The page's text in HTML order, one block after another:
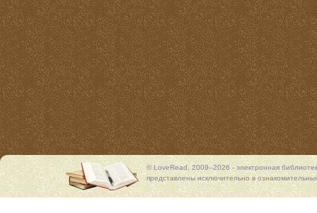
© LoveRead, 2009–2026 - электронная
представлены исключительно в